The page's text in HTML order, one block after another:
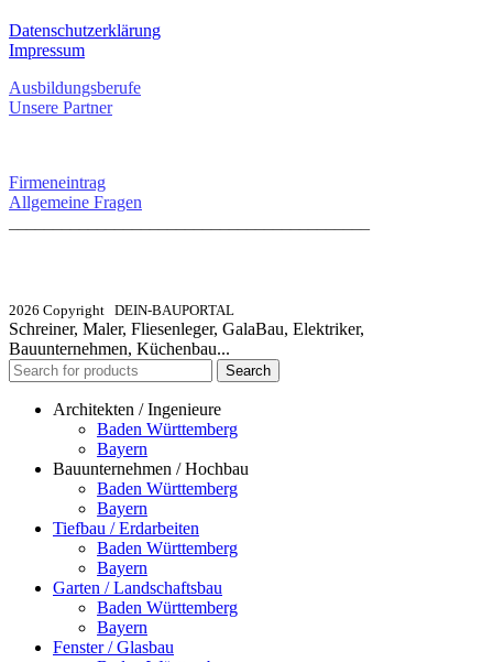
Datenschutzerklärung
Impressum
Ausbildungsberufe
Unsere Partner
Firmeneintrag
Allgemeine Fragen
2026 Copyright DEIN-BAUPORTAL
Schreiner, Maler, Fliesenleger, GalaBau, Elektriker,
Bauunternehmen, Küchenbau...
Search
Architekten / Ingenieure
Baden Württemberg
Bayern
Bauunternehmen / Hochbau
Baden Württemberg
Bayern
Tiefbau / Erdarbeiten
Baden Württemberg
Bayern
Garten / Landschaftsbau
Baden Württemberg
Bayern
Fenster / Glasbau